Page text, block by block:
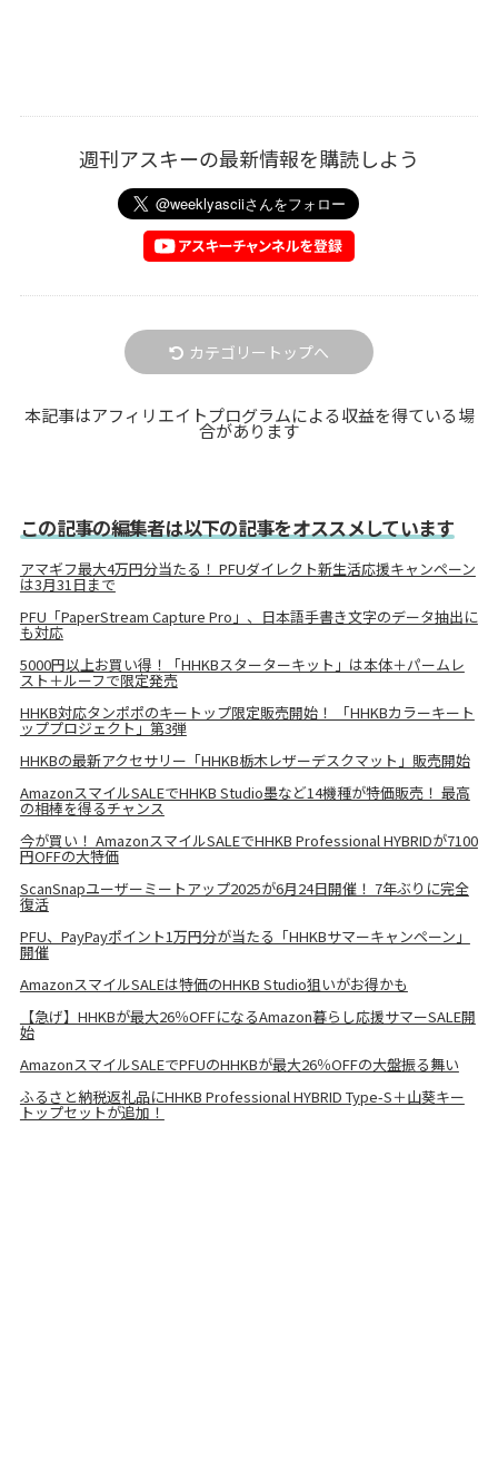
週刊アスキーの最新情報を購読しよう
カテゴリートップへ
本記事はアフィリエイトプログラムによる収益を得ている場
合があります
この記事の編集者は以下の記事をオススメしています
アマギフ最大4万円分当たる！ PFUダイレクト新生活応援キャンペーン
は3月31日まで
PFU「PaperStream Capture Pro」、日本語手書き文字のデータ抽出に
も対応
5000円以上お買い得！「HHKBスターターキット」は本体＋パームレ
スト＋ルーフで限定発売
HHKB対応タンポポのキートップ限定販売開始！ 「HHKBカラーキート
ッププロジェクト」第3弾
HHKBの最新アクセサリー「HHKB栃木レザーデスクマット」販売開始
AmazonスマイルSALEでHHKB Studio墨など14機種が特価販売！ 最高
の相棒を得るチャンス
今が買い！ AmazonスマイルSALEでHHKB Professional HYBRIDが7100
円OFFの大特価
ScanSnapユーザーミートアップ2025が6月24日開催！ 7年ぶりに完全
復活
PFU、PayPayポイント1万円分が当たる「HHKBサマーキャンペーン」
開催
AmazonスマイルSALEは特価のHHKB Studio狙いがお得かも
【急げ】HHKBが最大26％OFFになるAmazon暮らし応援サマーSALE開
始
AmazonスマイルSALEでPFUのHHKBが最大26％OFFの大盤振る舞い
ふるさと納税返礼品にHHKB Professional HYBRID Type-S＋山葵キー
トップセットが追加！